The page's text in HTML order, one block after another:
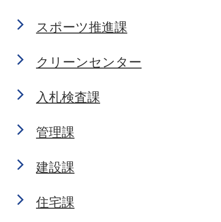
スポーツ推進課
クリーンセンター
入札検査課
管理課
建設課
住宅課